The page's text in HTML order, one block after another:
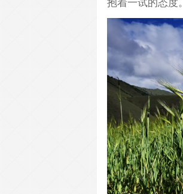
抱着一试的态度。